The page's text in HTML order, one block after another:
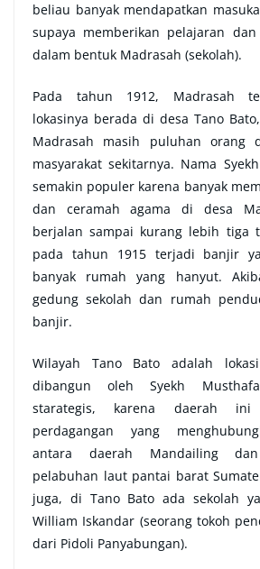
beliau banyak mendapatkan
supaya memberikan pelajaran
dalam bentuk Madrasah (sekolah).
Pada tahun 1912, Madrasah
lokasinya berada di desa Tano
Madrasah masih puluhan orang
masyarakat sekitarnya. Nama
semakin populer karena banyak
dan ceramah agama di desa
berjalan sampai kurang lebih tiga
pada tahun 1915 terjadi banjir
banyak rumah yang hanyut.
gedung sekolah dan rumah
banjir.
Wilayah Tano Bato adalah
dibangun oleh Syekh
starategis, karena daerah
perdagangan yang
antara daerah Mandailing
pelabuhan laut pantai barat
juga, di Tano Bato ada sekolah
William Iskandar (seorang tokoh
dari Pidoli Panyabungan).